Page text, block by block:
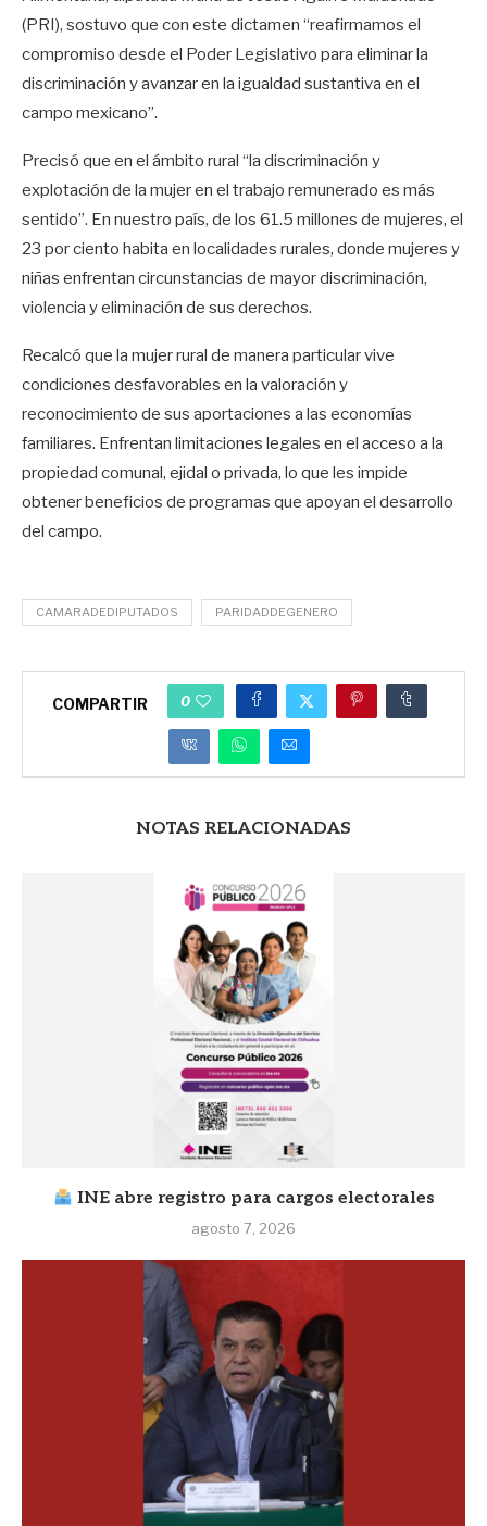
(PRI), sostuvo que con este dictamen “reafirmamos el
compromiso desde el Poder Legislativo para eliminar la
discriminación y avanzar en la igualdad sustantiva en el
campo mexicano”.
Precisó que en el ámbito rural “la discriminación y
explotación de la mujer en el trabajo remunerado es más
sentido”. En nuestro país, de los 61.5 millones de mujeres, el
23 por ciento habita en localidades rurales, donde mujeres y
niñas enfrentan circunstancias de mayor discriminación,
violencia y eliminación de sus derechos.
Recalcó que la mujer rural de manera particular vive
condiciones desfavorables en la valoración y
reconocimiento de sus aportaciones a las economías
familiares. Enfrentan limitaciones legales en el acceso a la
propiedad comunal, ejidal o privada, lo que les impide
obtener beneficios de programas que apoyan el desarrollo
del campo.
CAMARADEDIPUTADOS PARIDADDEGENERO
COMPARTIR 0
NOTAS RELACIONADAS
INE abre registro para cargos electorales
agosto 7, 2026